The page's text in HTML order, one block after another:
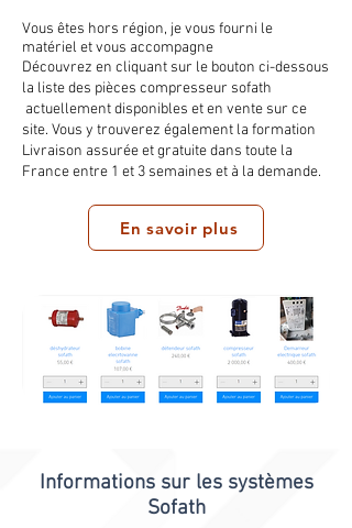
Vous êtes hors région, je vous fourni le
matériel et vous accompagne
Découvrez en cliquant sur le bouton ci-dessous
la liste des pièces compresseur sofath
actuellement disponibles et en vente sur ce
site. Vous y trouverez également la formation
Livraison assurée et gratuite dans toute la
France entre 1 et 3 semaines et à la demande.
En savoir plus
Informations sur les systèmes
Sofath